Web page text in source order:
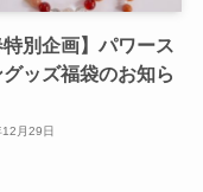
特別企画】パワース
グッズ福袋のお知ら
月29日